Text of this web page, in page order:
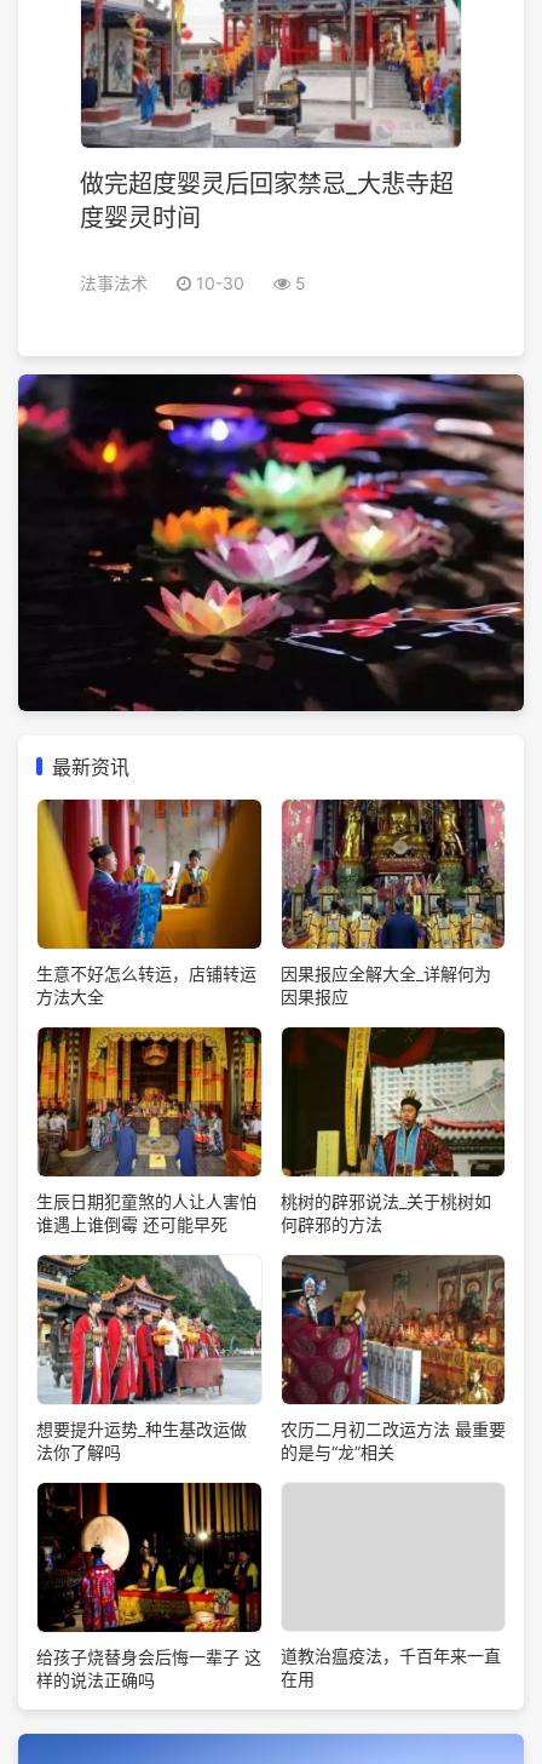
做完超度婴灵后回家禁忌_大悲寺超
度婴灵时间
法事法术 10-30 5
最新资讯
生意不好怎么转运，店铺转运
方法大全
因果报应全解大全_详解何为
因果报应
生辰日期犯童煞的人让人害怕
谁遇上谁倒霉 还可能早死
桃树的辟邪说法_关于桃树如
何辟邪的方法
想要提升运势_种生基改运做
法你了解吗
农历二月初二改运方法 最重要
的是与“龙”相关
给孩子烧替身会后悔一辈子 这
样的说法正确吗
道教治瘟疫法，千百年来一直
在用